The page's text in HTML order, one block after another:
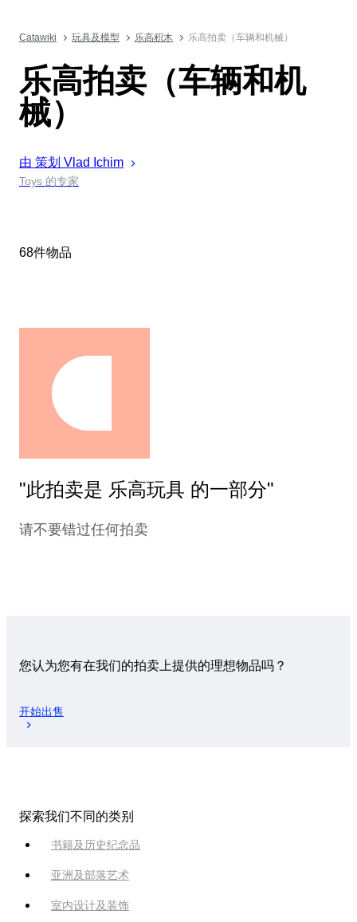
Catawiki 玩具及模型 乐高积木 乐高拍卖（车辆和机械）
乐高拍卖（车辆和机
械）
由 策划 Vlad Ichim
Toys 的专家
68件物品
"此拍卖是 乐高玩具 的一部分"
请不要错过任何拍卖
您认为您有在我们的拍卖上提供的理想物品吗？
开始出售
探索我们不同的类别
书籍及历史纪念品
亚洲及部落艺术
室内设计及装饰